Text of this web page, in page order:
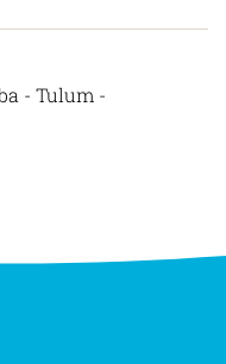
- Tulum -